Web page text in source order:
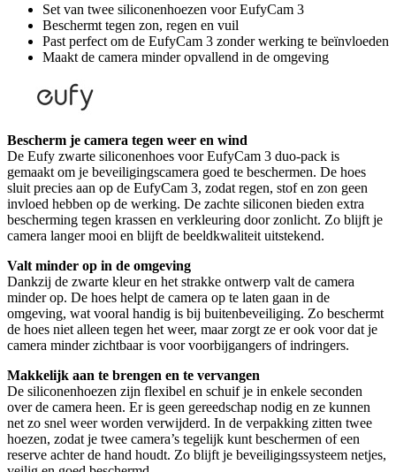
Set van twee siliconenhoezen voor EufyCam 3
Beschermt tegen zon, regen en vuil
Past perfect om de EufyCam 3 zonder werking te beïnvloeden
Maakt de camera minder opvallend in de omgeving
Bescherm je camera tegen weer en wind
De Eufy zwarte siliconenhoes voor EufyCam 3 duo-pack is
gemaakt om je beveiligingscamera goed te beschermen. De hoes
sluit precies aan op de EufyCam 3, zodat regen, stof en zon geen
invloed hebben op de werking. De zachte siliconen bieden extra
bescherming tegen krassen en verkleuring door zonlicht. Zo blijft je
camera langer mooi en blijft de beeldkwaliteit uitstekend.
Valt minder op in de omgeving
Dankzij de zwarte kleur en het strakke ontwerp valt de camera
minder op. De hoes helpt de camera op te laten gaan in de
omgeving, wat vooral handig is bij buitenbeveiliging. Zo beschermt
de hoes niet alleen tegen het weer, maar zorgt ze er ook voor dat je
camera minder zichtbaar is voor voorbijgangers of indringers.
Makkelijk aan te brengen en te vervangen
De siliconenhoezen zijn flexibel en schuif je in enkele seconden
over de camera heen. Er is geen gereedschap nodig en ze kunnen
net zo snel weer worden verwijderd. In de verpakking zitten twee
hoezen, zodat je twee camera’s tegelijk kunt beschermen of een
reserve achter de hand houdt. Zo blijft je beveiligingssysteem netjes,